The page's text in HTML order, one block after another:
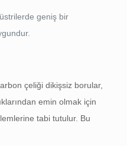
geniş bir
çeliği dikişsiz borular,
emin olmak için
tabi tutulur. Bu